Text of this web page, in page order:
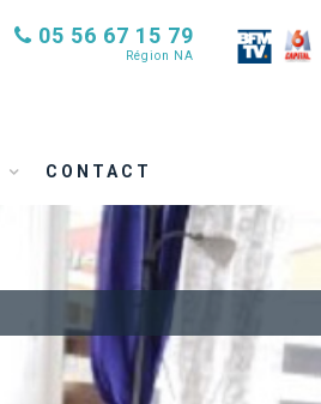
05 56 67 15 79
Région NA
CONTACT